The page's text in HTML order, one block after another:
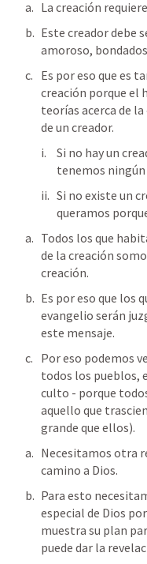
La creación
Este creador debe
amoroso,
Es por eso que es
creación porque el
teorías acerca de
de un creador.
Si no hay un
tenemos
Si no existe un
queramos
Todos los que
de la creación
creación.
Es por eso que los
evangelio serán
este mensaje.
Por eso podemos
todos los pueblos,
culto - porque
aquello que
grande que ellos).
Necesitamos otra
camino a Dios.
Para esto
especial de Dios
muestra su plan
puede dar la